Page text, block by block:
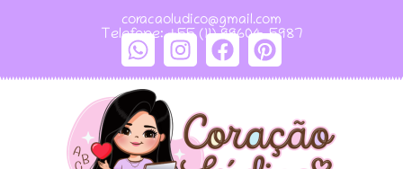
coracaoludico@gmail.com
Telefone: +55 (11) 99604-5987